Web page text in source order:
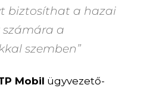
biztosíthat a hazai
számára a
szemben”
Mobil ügyvezető-